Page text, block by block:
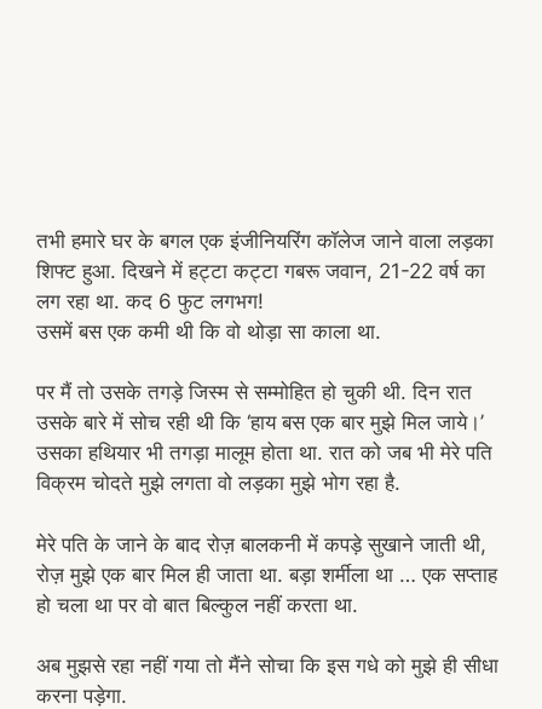
तभी हमारे घर के बगल एक इंजीनियरिंग कॉलेज जाने वाला लड़का
शिफ्ट हुआ. दिखने में हट्टा कट्टा गबरू जवान, 21-22 वर्ष का
लग रहा था. कद 6 फुट लगभग!
उसमें बस एक कमी थी कि वो थोड़ा सा काला था.
पर मैं तो उसके तगड़े जिस्म से सम्मोहित हो चुकी थी. दिन रात
उसके बारे में सोच रही थी कि ‘हाय बस एक बार मुझे मिल जाये।’
उसका हथियार भी तगड़ा मालूम होता था. रात को जब भी मेरे पति
विक्रम चोदते मुझे लगता वो लड़का मुझे भोग रहा है.
मेरे पति के जाने के बाद रोज़ बालकनी में कपड़े सुखाने जाती थी,
रोज़ मुझे एक बार मिल ही जाता था. बड़ा शर्मीला था … एक सप्ताह
हो चला था पर वो बात बिल्कुल नहीं करता था.
अब मुझसे रहा नहीं गया तो मैंने सोचा कि इस गधे को मुझे ही सीधा
करना पड़ेगा.